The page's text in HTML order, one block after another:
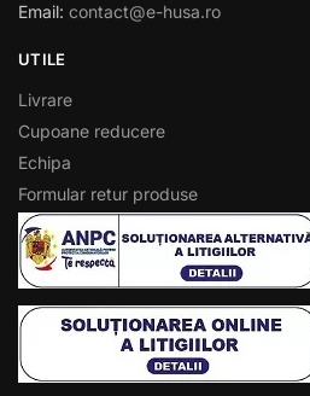
Email: contact@e-husa.ro
UTILE
Livrare
Cupoane reducere
Echipa
Formular retur produse